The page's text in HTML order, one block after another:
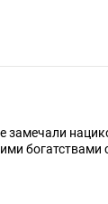
замечали